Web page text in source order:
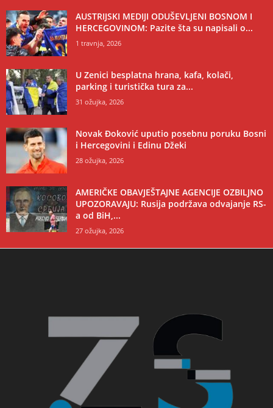
AUSTRIJSKI MEDIJI ODUŠEVLJENI BOSNOM I
HERCEGOVINOM: Pazite šta su napisali o...
1 travnja, 2026
U Zenici besplatna hrana, kafa, kolači,
parking i turistička tura za...
31 ožujka, 2026
Novak Đoković uputio posebnu poruku Bosni
i Hercegovini i Edinu Džeki
28 ožujka, 2026
AMERIČKE OBAVJEŠTAJNE AGENCIJE OZBILJNO
UPOZORAVAJU: Rusija podržava odvajanje RS-
a od BiH,...
27 ožujka, 2026